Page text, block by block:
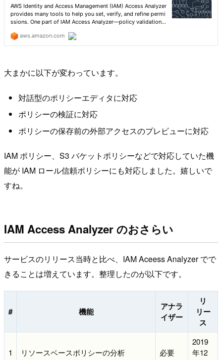
大まかに以下が変わっています。
対話型のポリシーエディタに対応
ポリシーの検証に対応
ポリシーの保存前の外部アクセスのプレビューに対応
IAM ポリシー、S3 バケットポリシーなどで対応していた機
能が IAM ロール信頼ポリシーにも対応しました。嬉しいで
すね。
IAM Access Analyzer のおさらい
サービスのリリース当時と比べ、IAM Aceess Analyzer でで
きることは増えています。整理したのが以下です。
# 機能
アナラ
イザー
リ
リー
ス
1 リソースベースポリシーの分析 必要
2019
年12